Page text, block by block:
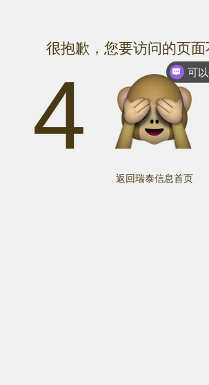
很抱歉，您要访问的页面
4
返回瑞泰信息首页